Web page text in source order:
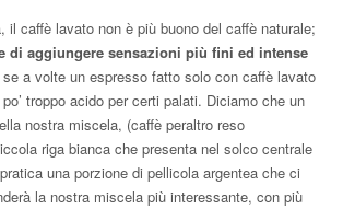
il caffè lavato non è più buono del caffè naturale;
di aggiungere sensazioni più fini ed intense
a volte un espresso fatto solo con caffè lavato
troppo acido per certi palati. Diciamo che un
nostra miscela, (caffè peraltro reso
riga bianca che presenta nel solco centrale
una porzione di pellicola argentea che ci
la nostra miscela più interessante, con più